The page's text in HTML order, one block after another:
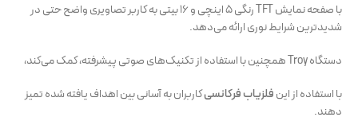
با صفحه نمایش TFT رنگی 5 اینچی و 16 بیتی به کاربر تصاویری واضح حتی در
شدیدترین شرایط نوری ارائه می‌دهد.
دستگاه Troy همچنین با استفاده از تکنیک‌های صوتی پیشرفته، کمک می‌کند،
با استفاده از اینفلزیاب فرکانسیکاربران به آسانی بین اهداف یافته شده تمیز
دهند.